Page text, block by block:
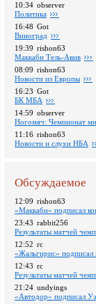
10:34 observer
Политика
16:48 Got
Виноград
19:39 rishon63
Маккаби Тель-Авив
08:09 rishon63
Новости из Европы
16:23 Got
БК МБА
14:59 observer
Ногомяч: Чемпионат
11:16 rishon63
Новости и слухи НБА
Обсуждаемое
12:09 rishon63
«Маккаби» подписал
23:43 rabbit256
Pезультаты матчей
12:52 rc
«Жальгирис»
12:43 rc
Pезультаты матчей
21:24 undyings
«Автодор» подписал